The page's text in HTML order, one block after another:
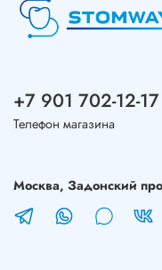
+7 901 702-12-17
Телефон магазина
Москва, Задонский